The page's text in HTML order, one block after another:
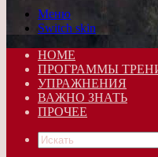
Меню
Switch skin
HOME
ПРОГРАММЫ
УПРАЖНЕНИЯ
ВАЖНО ЗНАТЬ
ПРОЧЕЕ